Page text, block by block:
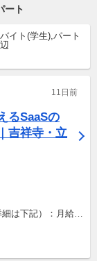
ート
イト(学生),パート
11日前
るSaaSの
吉祥寺・立
は下記）：月給